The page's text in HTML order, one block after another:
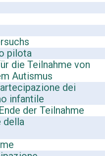
pilota
die Teilnahme von
Autismus
dei
infantile
der Teilnahme
della